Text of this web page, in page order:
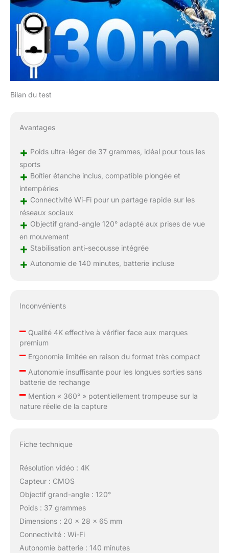
Bilan du test
Avantages
+ Poids ultra-léger de 37 grammes, idéal pour tous les
sports
+ Boîtier étanche inclus, compatible plongée et
intempéries
+ Connectivité Wi-Fi pour un partage rapide sur les
réseaux sociaux
+ Objectif grand-angle 120° adapté aux prises de vue
en mouvement
+ Stabilisation anti-secousse intégrée
+ Autonomie de 140 minutes, batterie incluse
Inconvénients
–Qualité 4K effective à vérifier face aux marques
premium
–Ergonomie limitée en raison du format très compact
–Autonomie insuffisante pour les longues sorties sans
batterie de rechange
–Mention « 360° » potentiellement trompeuse sur la
nature réelle de la capture
Fiche technique
Résolution vidéo : 4K
Capteur : CMOS
Objectif grand-angle : 120°
Poids : 37 grammes
Dimensions : 20 x 28 x 65 mm
Connectivité : Wi-Fi
Autonomie batterie : 140 minutes